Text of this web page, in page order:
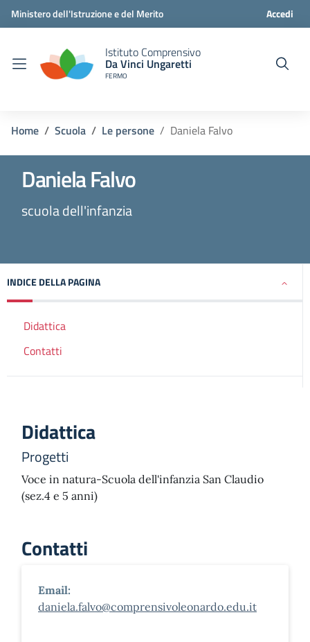
Ministero dell'Istruzione e del Merito Accedi
Istituto Comprensivo
Da Vinci Ungaretti
FERMO
Home Scuola Le persone Daniela Falvo
Daniela Falvo
scuola dell'infanzia
INDICE DELLA PAGINA
Didattica
Contatti
Didattica
Progetti
Voce in natura-Scuola dell'infanzia San Claudio
(sez.4 e 5 anni)
Contatti
Email:
daniela.falvo@comprensivoleonardo.edu.it